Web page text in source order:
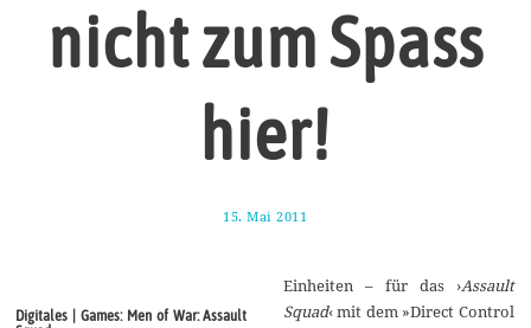
nicht zum Spass
hier!
15. Mai 2011
e
t
Digitales | Games: Men of War: Assault
Einheiten – für das ›Assault
Squad‹ mit dem »Direct Control